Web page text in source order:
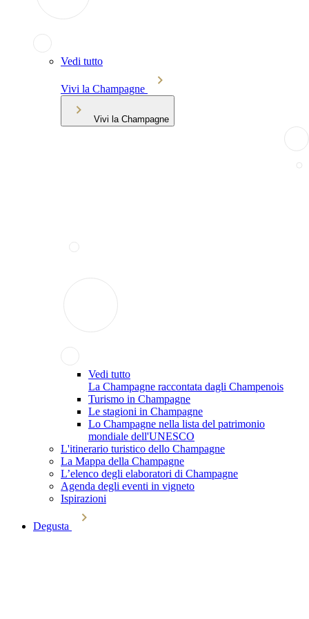
Vedi tutto
Vivi la Champagne
Vivi la Champagne
Vedi tutto
La Champagne raccontata dagli Champenois
Turismo in Champagne
Le stagioni in Champagne
Lo Champagne nella lista del patrimonio
mondiale dell'UNESCO
L'itinerario turistico dello Champagne
La Mappa della Champagne
L’elenco degli elaboratori di Champagne
Agenda degli eventi in vigneto
Ispirazioni
Degusta